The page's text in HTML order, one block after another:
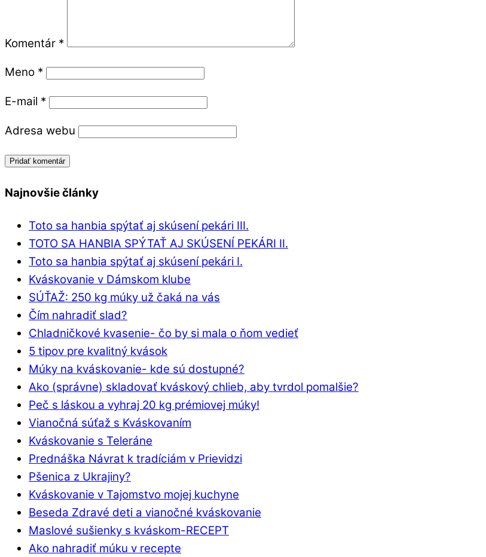
Komentár *
Meno *
E-mail *
Adresa webu
Najnovšie články
Toto sa hanbia spýtať aj skúsení pekári III.
TOTO SA HANBIA SPÝTAŤ AJ SKÚSENÍ PEKÁRI II.
Toto sa hanbia spýtať aj skúsení pekári I.
Kváskovanie v Dámskom klube
SÚŤAŽ: 250 kg múky už čaká na vás
Čím nahradiť slad?
Chladničkové kvasenie- čo by si mala o ňom vedieť
5 tipov pre kvalitný kvások
Múky na kváskovanie- kde sú dostupné?
Ako (správne) skladovať kváskový chlieb, aby tvrdol pomalšie?
Peč s láskou a vyhraj 20 kg prémiovej múky!
Vianočná súťaž s Kváskovaním
Kváskovanie s Teleráne
Prednáška Návrat k tradíciám v Prievidzi
Pšenica z Ukrajiny?
Kváskovanie v Tajomstvo mojej kuchyne
Beseda Zdravé deti a vianočné kváskovanie
Maslové sušienky s kváskom-RECEPT
Ako nahradiť múku v recepte